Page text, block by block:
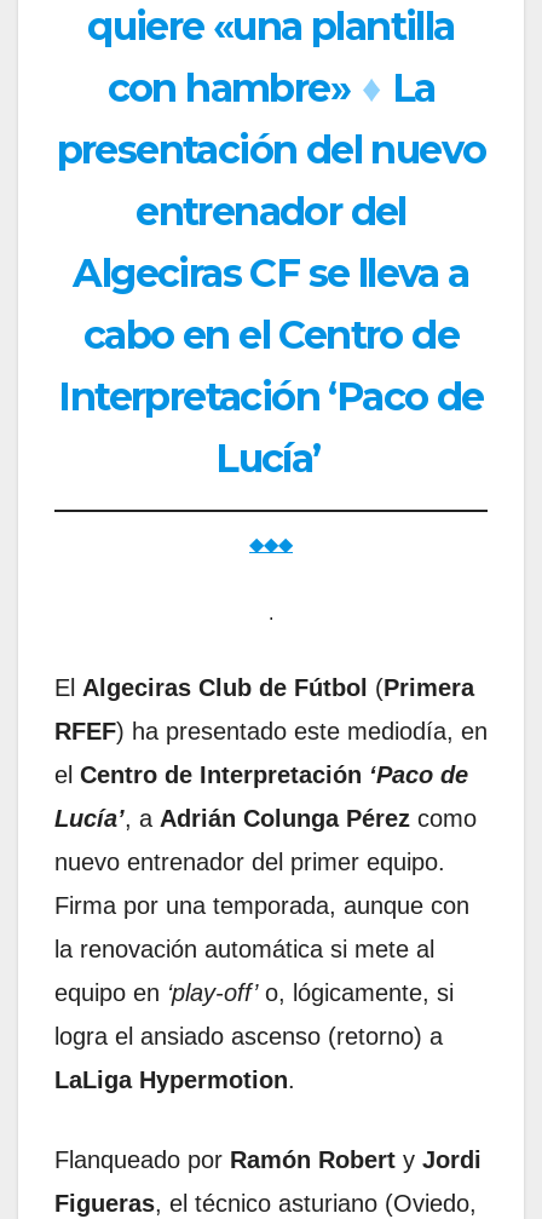
quiere «una plantilla
con hambre» ♦ La
presentación del nuevo
entrenador del
Algeciras CF se lleva a
cabo en el Centro de
Interpretación ‘Paco de
Lucía’
◆◆◆
.
El Algeciras Club de Fútbol (Primera
RFEF) ha presentado este mediodía, en
el Centro de Interpretación ‘Paco de
Lucía’, a Adrián Colunga Pérez como
nuevo entrenador del primer equipo.
Firma por una temporada, aunque con
la renovación automática si mete al
equipo en ‘play-off’o, lógicamente, si
logra el ansiado ascenso (retorno) a
LaLiga Hypermotion.
Flanqueado por Ramón Robert y Jordi
Figueras, el técnico asturiano (Oviedo,